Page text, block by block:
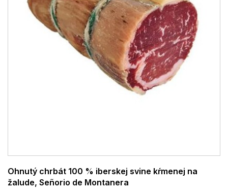
Ohnutý chrbát 100 % iberskej svine kŕmenej na
žalude, Señorio de Montanera